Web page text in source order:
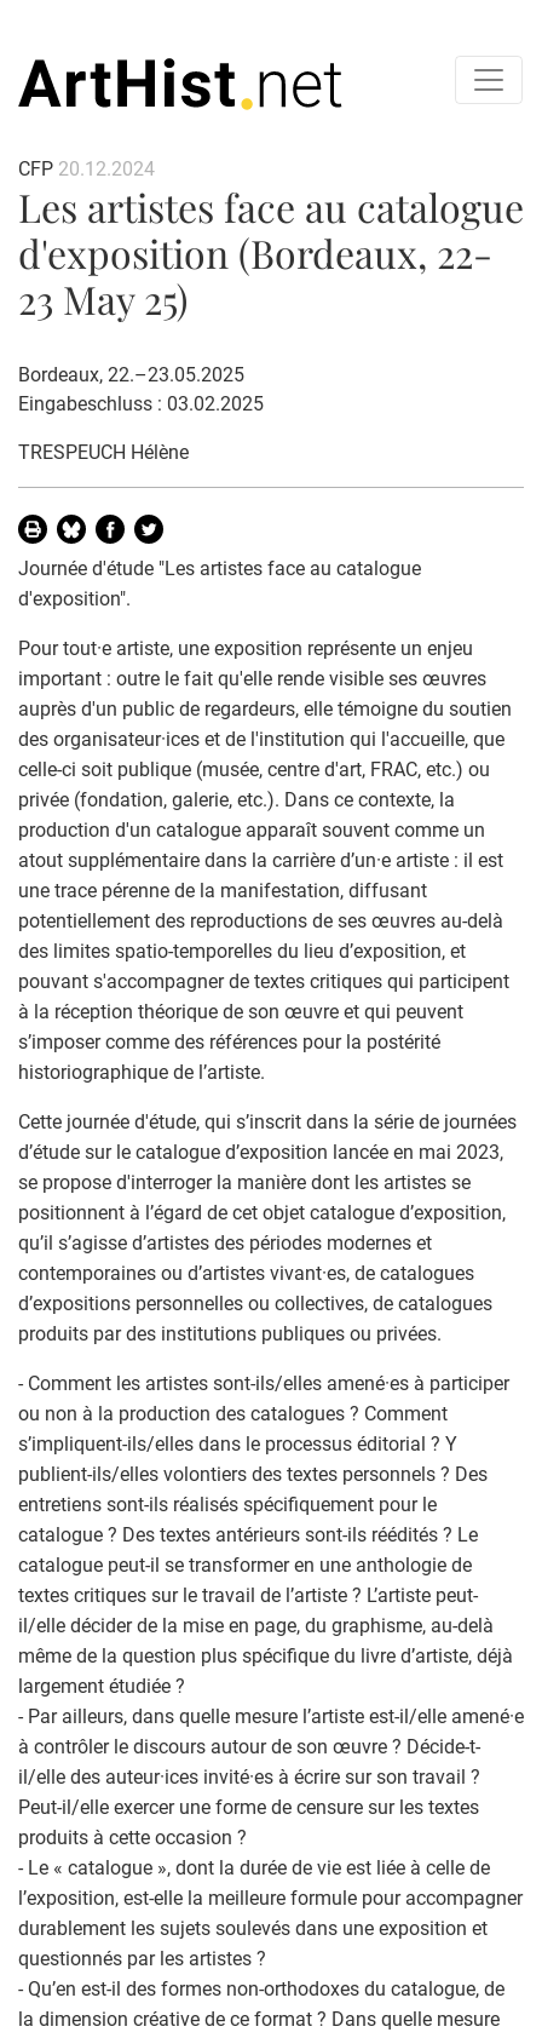
CFP 20.12.2024
Les artistes face au catalogue
d'exposition (Bordeaux, 22-
23 May 25)
Bordeaux, 22.–23.05.2025
Eingabeschluss : 03.02.2025
TRESPEUCH Hélène
Journée d'étude "Les artistes face au catalogue
d'exposition".
Pour tout·e artiste, une exposition représente un enjeu
important : outre le fait qu'elle rende visible ses œuvres
auprès d'un public de regardeurs, elle témoigne du soutien
des organisateur·ices et de l'institution qui l'accueille, que
celle-ci soit publique (musée, centre d'art, FRAC, etc.) ou
privée (fondation, galerie, etc.). Dans ce contexte, la
production d'un catalogue apparaît souvent comme un
atout supplémentaire dans la carrière d’un·e artiste : il est
une trace pérenne de la manifestation, diffusant
potentiellement des reproductions de ses œuvres au-delà
des limites spatio-temporelles du lieu d’exposition, et
pouvant s'accompagner de textes critiques qui participent
à la réception théorique de son œuvre et qui peuvent
s’imposer comme des références pour la postérité
historiographique de l’artiste.
Cette journée d'étude, qui s’inscrit dans la série de journées
d’étude sur le catalogue d’exposition lancée en mai 2023,
se propose d'interroger la manière dont les artistes se
positionnent à l’égard de cet objet catalogue d’exposition,
qu’il s’agisse d’artistes des périodes modernes et
contemporaines ou d’artistes vivant·es, de catalogues
d’expositions personnelles ou collectives, de catalogues
produits par des institutions publiques ou privées.
- Comment les artistes sont-ils/elles amené·es à participer
ou non à la production des catalogues ? Comment
s’impliquent-ils/elles dans le processus éditorial ? Y
publient-ils/elles volontiers des textes personnels ? Des
entretiens sont-ils réalisés spécifiquement pour le
catalogue ? Des textes antérieurs sont-ils réédités ? Le
catalogue peut-il se transformer en une anthologie de
textes critiques sur le travail de l’artiste ? L’artiste peut-
il/elle décider de la mise en page, du graphisme, au-delà
même de la question plus spécifique du livre d’artiste, déjà
largement étudiée ?
- Par ailleurs, dans quelle mesure l’artiste est-il/elle amené·e
à contrôler le discours autour de son œuvre ? Décide-t-
il/elle des auteur·ices invité·es à écrire sur son travail ?
Peut-il/elle exercer une forme de censure sur les textes
produits à cette occasion ?
- Le « catalogue », dont la durée de vie est liée à celle de
l’exposition, est-elle la meilleure formule pour accompagner
durablement les sujets soulevés dans une exposition et
questionnés par les artistes ?
- Qu’en est-il des formes non-orthodoxes du catalogue, de
la dimension créative de ce format ? Dans quelle mesure